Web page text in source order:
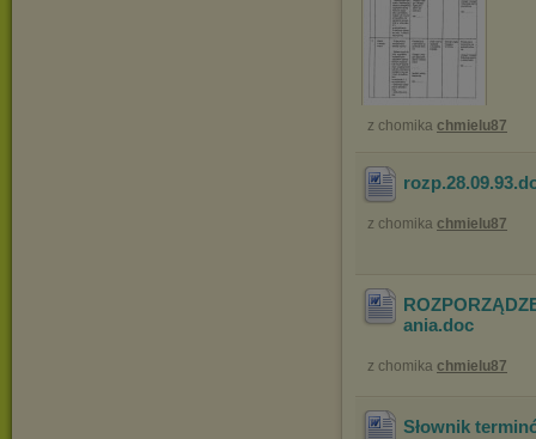
z chomika chmielu87
rozp.28.09.93
z chomika chmielu87
ania.doc
z chomika chmielu87
Słownik